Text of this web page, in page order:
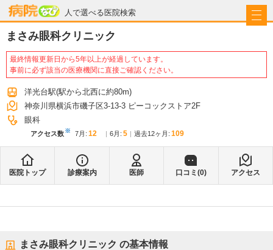
人で選べる医院検索
病院なび
まさみ眼科クリニック
最終情報更新日から5年以上が経過しています。
事前に必ず該当の医療機関に直接ご確認ください。
洋光台駅(駅から北西に約80m)
神奈川県横浜市磯子区3-13-3 ピーコックストア2F
眼科
アクセス数※ 7月 : 12 6月 : 5 過去12ヶ月: 109
医院トップ 診療案内 医師 口コミ(0) アクセス
まさみ眼科クリニック の基本情報